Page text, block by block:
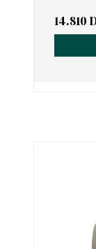
14.810